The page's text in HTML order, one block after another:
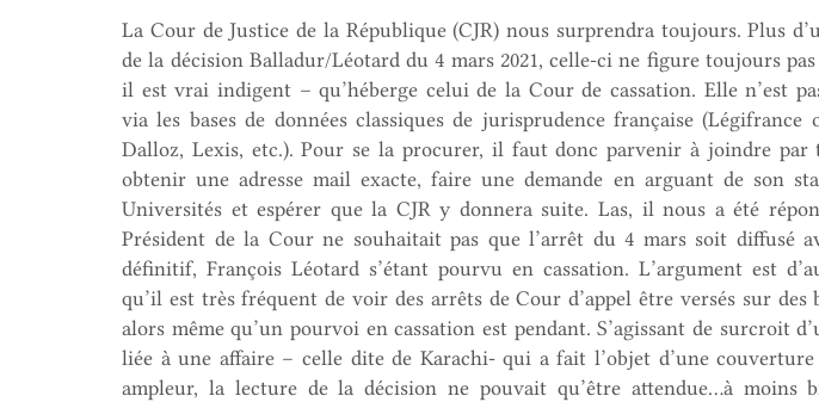
La Cour de Justice de la République (CJR) nous surprendra toujours. Plus
de la décision Balladur/Léotard du 4 mars 2021, celle-ci ne figure toujours
il est vrai indigent – qu’héberge celui de la Cour de cassation. Elle n’est
via les bases de données classiques de jurisprudence française
Dalloz, Lexis, etc.). Pour se la procurer, il faut donc parvenir à joindre par
obtenir une adresse mail exacte, faire une demande en arguant de son
Universités et espérer que la CJR y donnera suite. Las, il nous a été
Président de la Cour ne souhaitait pas que l’arrêt du 4 mars soit diffusé
définitif, François Léotard s’étant pourvu en cassation. L’argument est
qu’il est très fréquent de voir des arrêts de Cour d’appel être versés sur des
alors même qu’un pourvoi en cassation est pendant. S’agissant de surcroit
liée à une affaire – celle dite de Karachi- qui a fait l’objet d’une
ampleur, la lecture de la décision ne pouvait qu’être attendue…à moins